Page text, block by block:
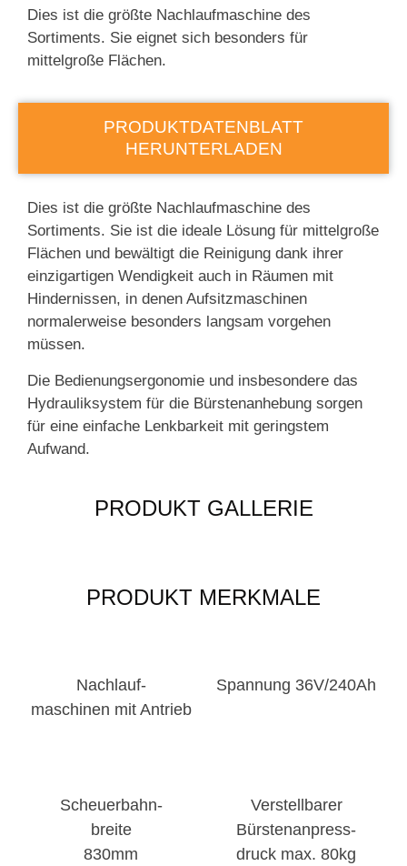
Dies ist die größte Nachlaufmaschine des
Sortiments. Sie eignet sich besonders für
mittelgroße Flächen.
PRODUKTDATENBLATT
HERUNTERLADEN
Dies ist die größte Nachlaufmaschine des
Sortiments. Sie ist die ideale Lösung für mittelgroße
Flächen und bewältigt die Reinigung dank ihrer
einzigartigen Wendigkeit auch in Räumen mit
Hindernissen, in denen Aufsitzmaschinen
normalerweise besonders langsam vorgehen
müssen.
Die Bedienungsergonomie und insbesondere das
Hydrauliksystem für die Bürstenanhebung sorgen
für eine einfache Lenkbarkeit mit geringstem
Aufwand.
PRODUKT GALLERIE
PRODUKT MERKMALE
Nachlauf-
maschinen mit Antrieb
Spannung 36V/240Ah
Scheuerbahn-
breite
830mm
Verstellbarer
Bürstenanpress-
druck max. 80kg